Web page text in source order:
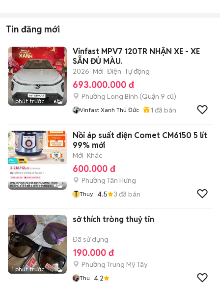
Tin đăng mới
1 phút trước 6
Vinfast MPV7 120TR NHẬN XE - XE
SẴN ĐỦ MÀU.
2026 Mới Điện Tự động
693.000.000 đ
Phường Long Bình (Quận 9 cũ)
Vinfast Xanh Thủ Đức 1 đã bán
1 phút trước 6
Nồi áp suất điện Comet CM6150 5 lít
99% mới
Mới Khác
600.000 đ
Phường Tân Hưng
T Thuy 4.5 3 đã bán
1 phút trước 3
sở thích tròng thuỷ tin
Đã sử dụng
190.000 đ
Phường Trung Mỹ Tây
Thu 4.2